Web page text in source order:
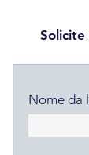
Solicite
Nome da